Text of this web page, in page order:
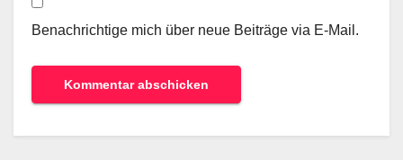
Benachrichtige mich über neue Beiträge via E-Mail.